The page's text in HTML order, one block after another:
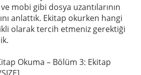
mobi gibi dosya uzantılarının
anlattık. Ekitap okurken hangi
olarak tercih etmeniz gerektiği
Okuma – Bölüm 3: Ekitap